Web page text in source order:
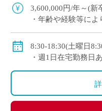
実 ・全教室に電子
3,600,000円/年～(新
・年齢や経験等によ
◇保険：私学共済、
8:30-18:30(土曜日
・週1日在宅勤務日
◇休日：日曜日、祝